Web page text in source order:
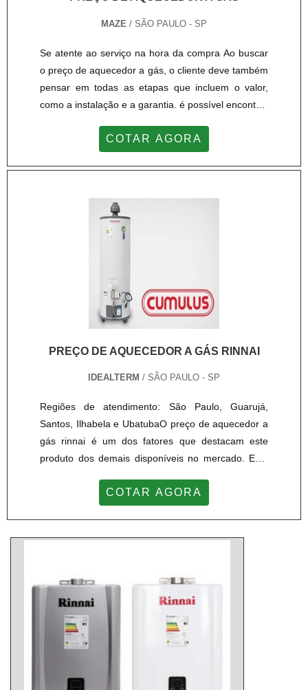
MAZE / SÃO PAULO - SP
Se atente ao serviço na hora da compra Ao buscar
o preço de aquecedor a gás, o cliente deve também
pensar em todas as etapas que incluem o valor,
como a instalação e a garantia. é possível encontrar
em falta, e sem nenhuma garantia de qualidade.
mais inferior, porém sem a instalação do
aquecedor a gá...
COTAR AGORA
PREÇO DE AQUECEDOR A GÁS RINNAI
IDEALTERM / SÃO PAULO - SP
Regiões de atendimento: São Paulo, Guarujá,
Santos, Ilhabela e UbatubaO preço de aquecedor a
gás rinnai é um dos fatores que destacam este
produto dos demais disponíveis no mercado. Este
melhor forma possível água. Por ser um produto de
COTAR AGORA